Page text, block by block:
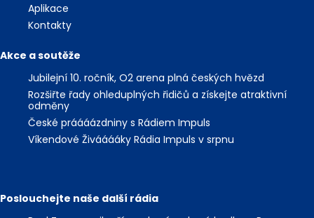
Aplikace
Kontakty
Akce a soutěže
Jubilejní 10. ročník, O2 arena plná českých hvězd
Rozšiřte řady ohleduplných řidičů a získejte atraktivní
odměny
České práááázdniny s Rádiem Impuls
Víkendové Živááááky Rádia Impuls v srpnu
Poslouchejte naše další rádia